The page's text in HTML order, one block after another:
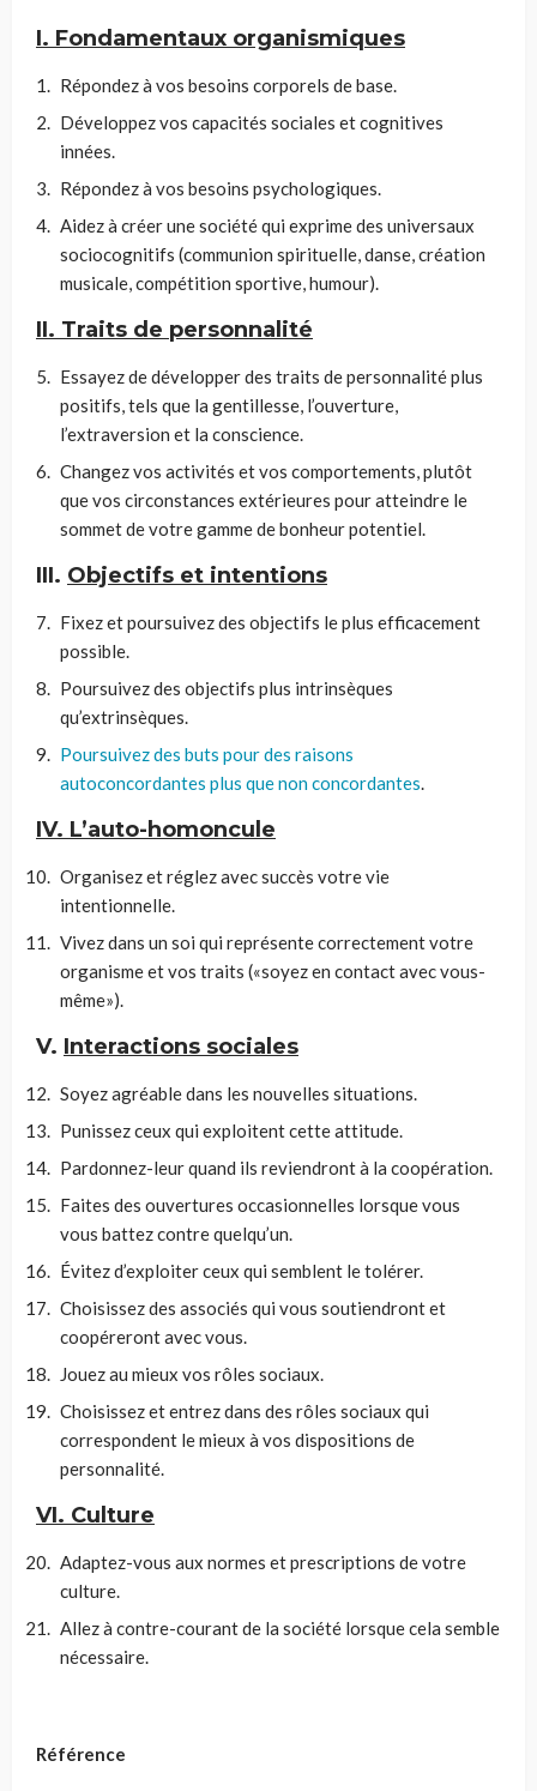
I. Fondamentaux organismiques
Répondez à vos besoins corporels de base.
Développez vos capacités sociales et cognitives
innées.
Répondez à vos besoins psychologiques.
Aidez à créer une société qui exprime des universaux
sociocognitifs (communion spirituelle, danse, création
musicale, compétition sportive, humour).
II. Traits de personnalité
Essayez de développer des traits de personnalité plus
positifs, tels que la gentillesse, l’ouverture,
l’extraversion et la conscience.
Changez vos activités et vos comportements, plutôt
que vos circonstances extérieures pour atteindre le
sommet de votre gamme de bonheur potentiel.
III. Objectifs et intentions
Fixez et poursuivez des objectifs le plus efficacement
possible.
Poursuivez des objectifs plus intrinsèques
qu’extrinsèques.
Poursuivez des buts pour des raisons
autoconcordantes plus que non concordantes.
IV. L’auto-homoncule
Organisez et réglez avec succès votre vie
intentionnelle.
Vivez dans un soi qui représente correctement votre
organisme et vos traits («soyez en contact avec vous-
même»).
V. Interactions sociales
Soyez agréable dans les nouvelles situations.
Punissez ceux qui exploitent cette attitude.
Pardonnez-leur quand ils reviendront à la coopération.
Faites des ouvertures occasionnelles lorsque vous
vous battez contre quelqu’un.
Évitez d’exploiter ceux qui semblent le tolérer.
Choisissez des associés qui vous soutiendront et
coopéreront avec vous.
Jouez au mieux vos rôles sociaux.
Choisissez et entrez dans des rôles sociaux qui
correspondent le mieux à vos dispositions de
personnalité.
VI. Culture
Adaptez-vous aux normes et prescriptions de votre
culture.
Allez à contre-courant de la société lorsque cela semble
nécessaire.
Référence